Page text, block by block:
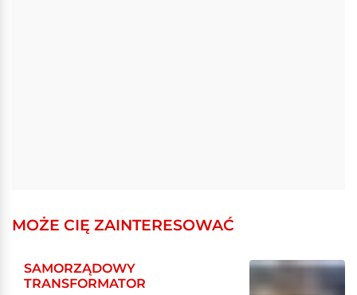
MOŻE CIĘ ZAINTERESOWAĆ
SAMORZĄDOWY
TRANSFORMATOR